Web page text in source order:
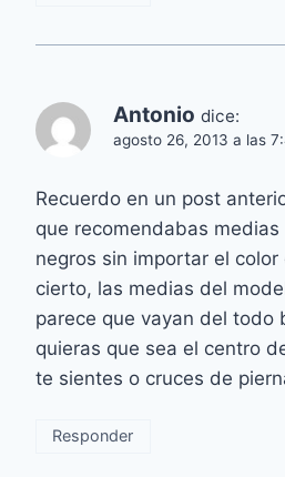
Antonio dice:
agosto 26, 2013 a las
Recuerdo en un post
que recomendabas
negros sin importar el
cierto, las medias del
parece que vayan del todo
quieras que sea el centro
te sientes o cruces de
Responder